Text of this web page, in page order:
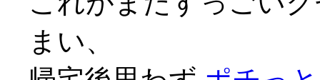
まい、